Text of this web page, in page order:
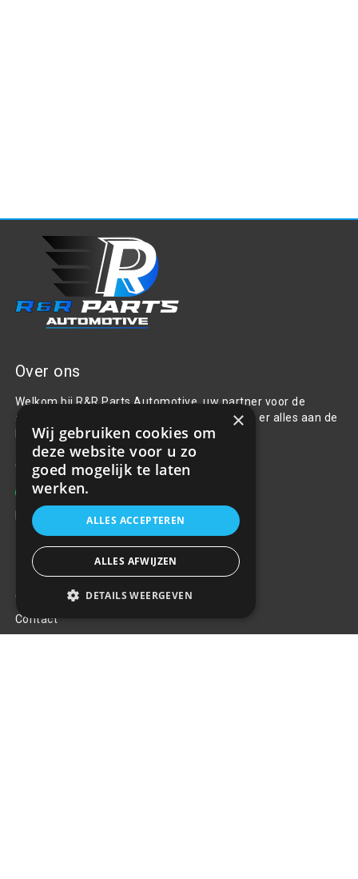
Over ons
Welkom bij R&R Parts Automotive, uw partner voor de
aanschaf van alle auto accessoires. Wij doen er alles aan de
beste selectie, service & prijs te bieden.
Contact
+31(0)85 486 83 17
info@rrparts.nl
Klantenservice
Over ons
Contact
×
Wij gebruiken cookies om
deze website voor u zo
goed mogelijk te laten
werken.
ALLES ACCEPTEREN
ALLES AFWIJZEN
DETAILS WEERGEVEN